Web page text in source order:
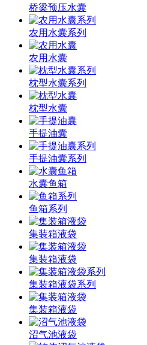
桥梁预压水囊
农用水囊系列
农用水囊
枕型水囊系列
枕型水囊
手提油囊
手提油囊系列
水囊鱼箱
鱼箱系列
集装箱液袋
集装箱液袋
集装箱液袋系列
集装箱液袋
沼气池液袋